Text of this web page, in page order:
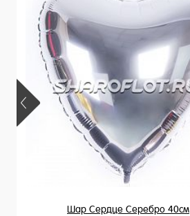
Шар Сердце Серебро 40см